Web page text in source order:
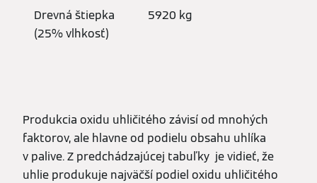
Drevná štiepka
(25% vlhkosť)
5920 kg
Produkcia oxidu uhličitého závisí od mnohých
faktorov, ale hlavne od podielu obsahu uhlíka
v palive. Z predchádzajúcej tabuľky je vidieť, že
uhlie produkuje najväčší podiel oxidu uhličitého